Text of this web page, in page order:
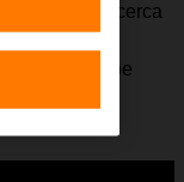
encendido y cerca
código de
debe